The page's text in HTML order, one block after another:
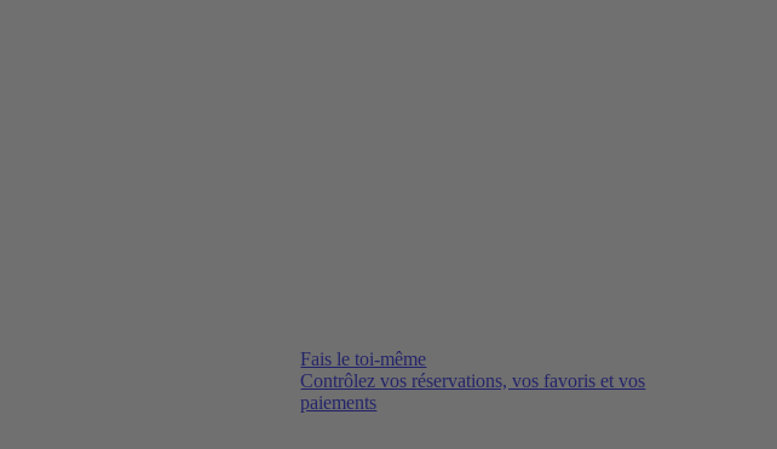
Fais le toi-même
Contrôlez vos réservations, vos favoris et vos
paiements